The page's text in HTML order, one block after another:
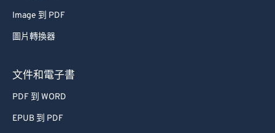
Image 到 PDF
圖片轉換器
文件和電子書
PDF 到 WORD
EPUB 到 PDF